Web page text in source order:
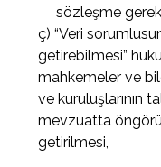
sözleşme
ç) “Veri
getirebilmesi”
mahkemeler ve
ve kuruluşlarının
mevzuatta
getirilmesi,